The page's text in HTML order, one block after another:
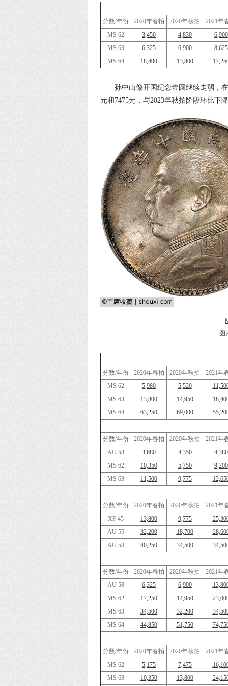
分数/年份 2020年春拍 2020年秋拍
2021年
MS 62
3,450 4,830
6,900
MS 63
6,325 6,900
8,625
MS 64
18,400 13,800
孙中山像开国纪念壹圆继续走弱，
元和7475元，与2023年秋拍阶段环比下
图
分数/年份 2020年春拍 2020年秋拍
2021年
MS 62
5,980 5,520
MS 63
13,800 14,950
MS 64
63,250 69,000
分数/年份 2020年春拍 2020年秋拍
2021年
AU 58
3,680 4,350
4,380
MS 62
10,350 5,750
9,200
MS 63
11,500 9,775
分数/年份 2020年春拍 2020年秋拍
2021年
XF 45
13,800 9,775
AU 55
32,200 18,700
AU 58
40,250 34,500
分数/年份 2020年春拍 2020年秋拍
2021年
AU 58
6,325 6,900
MS 62
17,250 14,950
MS 63
34,500 32,200
MS 64
44,850 51,750
分数/年份 2020年春拍 2020年秋拍
2021年
MS 62
5,175 7,475
MS 63
10,350 13,800